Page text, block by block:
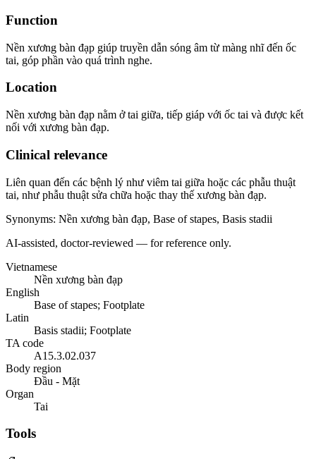
Function
Nền xương bàn đạp giúp truyền dẫn sóng âm từ màng nhĩ đến ốc
tai, góp phần vào quá trình nghe.
Location
Nền xương bàn đạp nằm ở tai giữa, tiếp giáp với ốc tai và được kết
nối với xương bàn đạp.
Clinical relevance
Liên quan đến các bệnh lý như viêm tai giữa hoặc các phẫu thuật
tai, như phẫu thuật sửa chữa hoặc thay thế xương bàn đạp.
Synonyms: Nền xương bàn đạp, Base of stapes, Basis stadii
AI-assisted, doctor-reviewed — for reference only.
Vietnamese
Nền xương bàn đạp
English
Base of stapes; Footplate
Latin
Basis stadii; Footplate
TA code
A15.3.02.037
Body region
Đầu - Mặt
Organ
Tai
Tools